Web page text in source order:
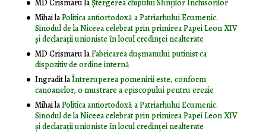
MD CrismarulaŞtergerea chipului Sfinţilor Închisorilor
MihailaPolitica antiortodoxă a Patriarhului Ecumenic.
Sinodul de la Niceea celebrat prin primirea Papei Leon XIV
și declarații unioniste în locul credinței nealterate
MD CrismarulaFabricarea dușmanului putinist ca
dispozitiv de ordine internă
IngraditlaÎntreruperea pomenirii este, conform
canoanelor, o mustrare a episcopului pentru erezie
MihailaPolitica antiortodoxă a Patriarhului Ecumenic.
Sinodul de la Niceea celebrat prin primirea Papei Leon XIV
și declarații unioniste în locul credinței nealterate